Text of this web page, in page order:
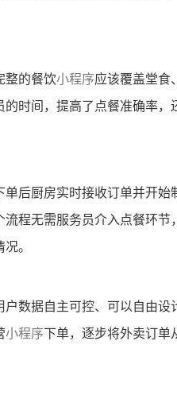
整的餐饮小程序应该覆盖堂食
时间，提高了点餐准确率，
后厨房实时接收订单并开始
流程无需服务员介入点餐环节
。
户数据自主可控、可以自由设
小程序下单，逐步将外卖订单